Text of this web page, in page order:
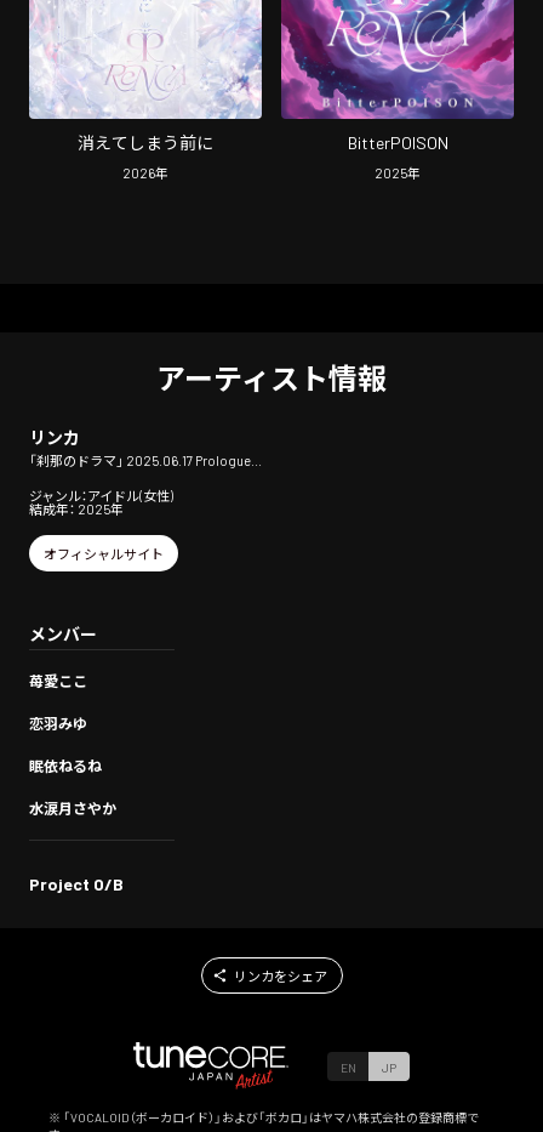
消えてしまう前に
2026年
BitterPOISON
2025年
アーティスト情報
リンカ
「刹那のドラマ」 2025.06.17 Prologue...
ジャンル：アイドル(女性)
結成年： 2025年
オフィシャルサイト
メンバー
苺愛ここ
恋羽みゆ
眠依ねるね
水涙月さやか
Project O/B
リンカをシェア
EN JP
※ 「VOCALOID（ボーカロイド）」および「ボカロ」はヤマハ株式会社の登録商標で